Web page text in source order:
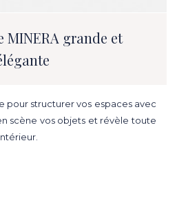
grande et
pour structurer vos espaces avec
scène vos objets et révèle toute